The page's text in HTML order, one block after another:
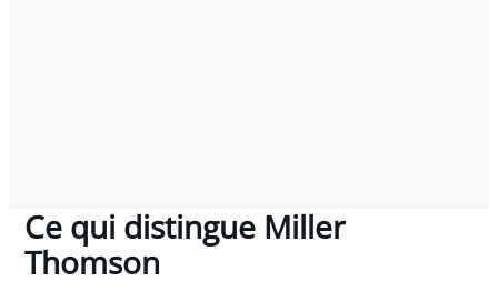
Ce qui distingue Miller
Thomson